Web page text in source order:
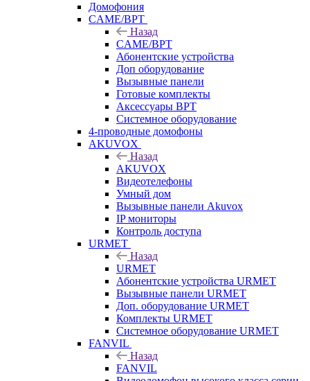
Домофония
CAME/BPT
Назад
CAME/BPT
Абонентские устройства
Доп оборудование
Вызывные панели
Готовые комплекты
Аксессуары BPT
Системное оборудование
4-проводные домофоны
AKUVOX
Назад
AKUVOX
Видеотелефоны
Умный дом
Вызывные панели Akuvox
IP мониторы
Контроль доступа
URMET
Назад
URMET
Абонентские устройства URMET
Вызывные панели URMET
Доп. оборудование URMET
Комплекты URMET
Системное оборудование URMET
FANVIL
Назад
FANVIL